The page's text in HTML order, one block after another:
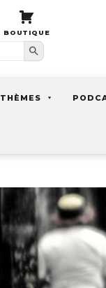
BOUTIQUE
Search Button
THÈMES